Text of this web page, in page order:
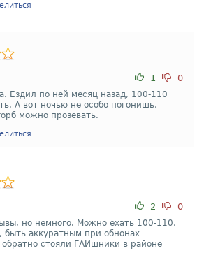
1 0
Ездил по ней месяц назад, 100-110
А вот ночью не особо погонишь,
можно прозевать.
2 0
но немного. Можно ехать 100-110,
быть аккуратным при обнонах
стояли ГАИшники в районе